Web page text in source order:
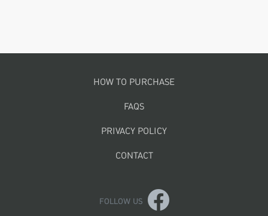
Footer menuHOW TO PURCHASE
FAQS
PRIVACY POLICY
CONTACT
FOLLOW US